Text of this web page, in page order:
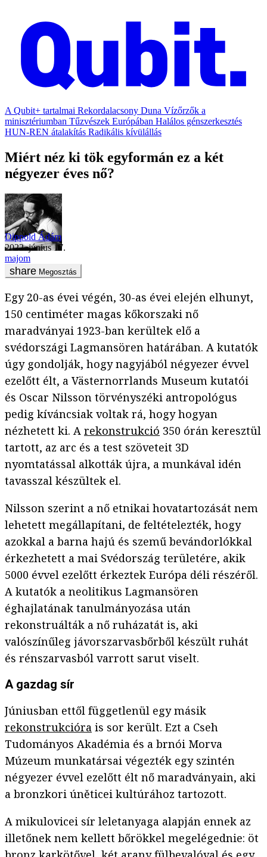
A Qubit+ tartalmai Rekordalacsony Duna Vízőrzők a
minisztériumban Tűzvészek Európában Halálos génszerkesztés
HUN-REN átalakítás Radikális kívülállás
Miért néz ki tök egyformán ez a két
négyezer éves nő?
Dippold Ádám
2022. június 17.
majom
Megosztás
Egy 20-as évei végén, 30-as évei elején elhunyt,
150 centiméter magas kőkorszaki nő
maradványai 1923-ban kerültek elő a
svédországi Lagmansören határában. A kutatók
úgy gondolják, hogy nagyjából négyezer évvel
ezelőtt élt, a Västernorrlands Museum kutatói
és Oscar Nilsson törvényszéki antropológus
pedig kíváncsiak voltak rá, hogy hogyan
nézhetett ki. A rekonstrukció 350 órán keresztül
tartott, az arc és a test szöveteit 3D
nyomtatással alkották újra, a munkával idén
tavasszal készültek el.
Nilsson szerint a nő etnikai hovatartozását nem
lehetett megállapítani, de feltételezték, hogy
azokkal a barna hajú és szemű bevándorlókkal
érkezhetett a mai Svédország területére, akik
5000 évvel ezelőtt érkeztek Európa déli részéről.
A kutatók a neolitikus Lagmansören
éghajlatának tanulmányozása után
rekonstruálták a nő ruházatát is, aki
valószínűleg jávorszarvasbőrből készült ruhát
és rénszarvasból varrott sarut viselt.
A gazdag sír
Júniusban ettől függetlenül egy másik
rekonstrukcióra is sor került. Ezt a Cseh
Tudományos Akadémia és a brnói Morva
Múzeum munkatársai végezték egy szintén
négyezer évvel ezelőtt élt nő maradványain, aki
a bronzkori úněticei kultúrához tartozott.
A mikulovicei sír leletanyaga alapján ennek az
illetőnek nem kellett bőrökkel megelégednie: öt